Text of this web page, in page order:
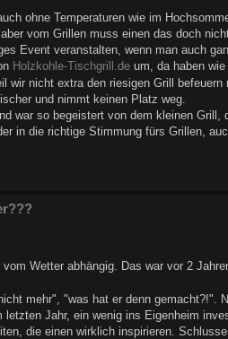
ohne Temperaturen wie im
vom Grillen muss einen das doch
Event veranstalten, wenn man auch
Holzkohle-Tischgrill.de um, da haben
wir nicht extra den riesigen Grill befeuern
und nimmt keinen Platz weg.
war so begeistert von dem kleinen
in die richtige Stimmung fürs Grillen,
Wetter abhängig. Das war vor 2
mehr", "was hat er denn gemacht?!".
letzten Jahr, ein wenig ins Eigenheim
die einen wirklich inspirieren.